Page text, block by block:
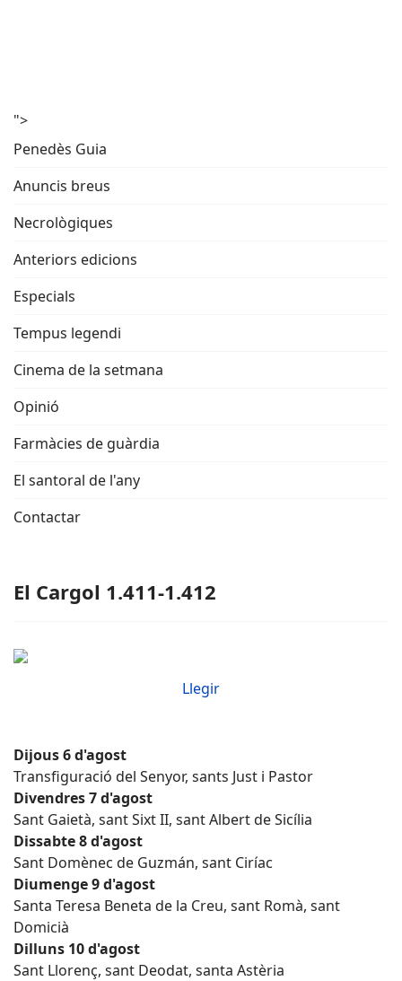
">
Penedès Guia
Anuncis breus
Necrològiques
Anteriors edicions
Especials
Tempus legendi
Cinema de la setmana
Opinió
Farmàcies de guàrdia
El santoral de l'any
Contactar
El Cargol 1.411-1.412
Llegir
Dijous 6 d'agost
Transfiguració del Senyor, sants Just i Pastor
Divendres 7 d'agost
Sant Gaietà, sant Sixt II, sant Albert de Sicília
Dissabte 8 d'agost
Sant Domènec de Guzmán, sant Ciríac
Diumenge 9 d'agost
Santa Teresa Beneta de la Creu, sant Romà, sant
Domicià
Dilluns 10 d'agost
Sant Llorenç, sant Deodat, santa Astèria